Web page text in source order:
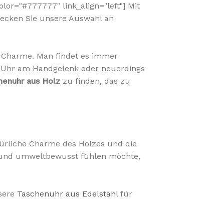
link_align="left"] Mit
Sie unsere Auswahl an
Man findet es immer
am Handgelenk oder neuerdings
aus Holz zu finden, das zu
Charme des Holzes und die
umweltbewusst fühlen möchte,
Taschenuhr aus Edelstahlfür